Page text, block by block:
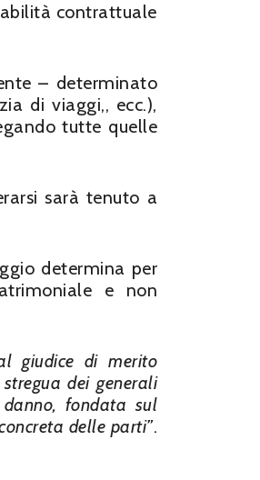
contrattuale
– determinato
di viaggi,, ecc.),
tutte quelle
sarà tenuto a
determina per
e non
giudice di merito
dei generali
fondata sul
delle parti”.